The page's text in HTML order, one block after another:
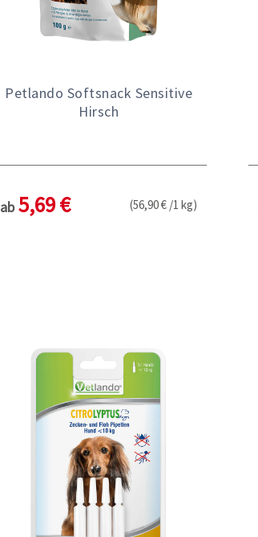
Petlando Softsnack Sensitive
Hirsch
ab 5,69 € (56,90 € /1 kg)